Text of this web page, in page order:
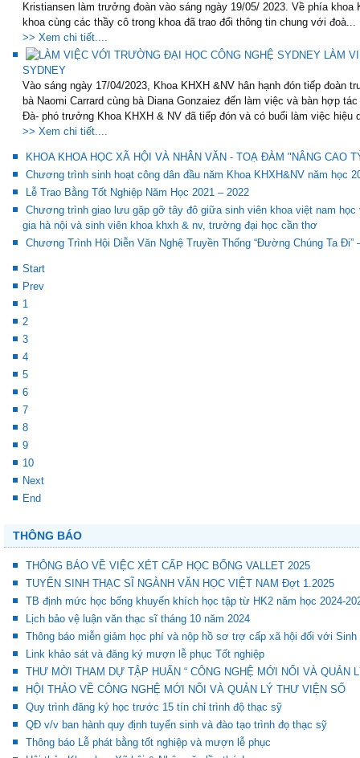
Kristiansen làm trưởng đoàn vào sáng ngày 19/05/ 2023. Về phía
khoa cùng các thầy cô trong khoa đã trao đổi thông tin chung với đoà...
>> Xem chi tiết....
LÀM
SYDNEY
Vào sáng ngày 17/04/2023, Khoa KHXH &NV hân hạnh đón tiếp đoàn
bà Naomi Carrard cùng bà Diana Gonzaiez đến làm việc và bàn hợp
Đà- phó trưởng Khoa KHXH & NV đã tiếp đón và có buổi làm việc hiệu
>> Xem chi tiết....
KHOA KHOA HỌC XÃ HỘI VÀ NHÂN VĂN - TOẠ ĐÀM "NÂNG CAO
Chương trình sinh hoạt công dân đầu năm Khoa KHXH&NV năm học
Lễ Trao Bằng Tốt Nghiệp Năm Học 2021 – 2022
Chương trình giao lưu gặp gỡ tây đô giữa sinh viên khoa việt nam
gia hà nội và sinh viên khoa khxh & nv, trường đại học cần thơ
Chương Trình Hội Diễn Văn Nghệ Truyền Thống “Đường Chúng Ta
Start
Prev
1
2
3
4
5
6
7
8
9
10
Next
End
THÔNG BÁO
THÔNG BÁO VỀ VIỆC XÉT CẤP HỌC BỔNG VALLET 2025
TUYỂN SINH THẠC SĨ NGÀNH VĂN HỌC VIỆT NAM Đợt 1.2025
TB định mức học bổng khuyến khích học tập từ HK2 năm học 2024-
Lịch bảo vệ luận văn thạc sĩ tháng 10 năm 2024
Thông báo miễn giảm học phí và nộp hồ sơ trợ cấp xã hội đối với Sinh
Link khảo sát và đăng ký mượn lễ phục Tốt nghiệp
THƯ MỜI THAM DỰ TẬP HUẤN “ CÔNG NGHỆ MỚI NỔI VÀ QUẢN
HỘI THẢO VỀ CÔNG NGHỆ MỚI NỔI VÀ QUẢN LÝ THƯ VIỆN SỐ
Quy trình đăng ký học trước 15 tín chỉ trình độ thạc sỹ
QĐ v/v ban hành quy định tuyển sinh và đào tạo trình đọ thạc sỹ
Thông báo Lễ phát bằng tốt nghiệp và mượn lễ phục